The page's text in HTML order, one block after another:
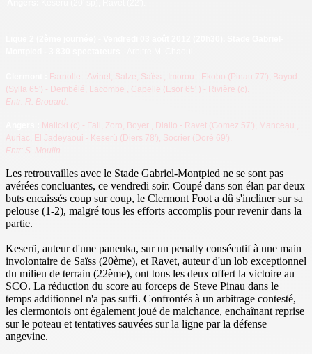
Farnolle - Avinel, Salze, Saïss , Imorou - Ekobo (Pinau 77'), Bayod
(Sylla 65') - Dembélé, Lacombe , Capelle (Esor 65' ) - Rivière (c).
Entr: R. Brouard.
Malicki (c) - Fall, Zoro, Boyer , Diallo - Ravet (Gomez 57'), Manceau ,
Auriac, El Jadeyaoui - Keserü (Diers 78'), Socrier (Doré 69').
Entr: S. Moulin.
Les retrouvailles avec le Stade Gabriel-Montpied ne se sont pas
avérées concluantes, ce vendredi soir. Coupé dans son élan par deux
buts encaissés coup sur coup, le Clermont Foot a dû s'incliner sur sa
pelouse (1-2), malgré tous les efforts accomplis pour revenir dans la
partie.
Keserü, auteur d'une panenka, sur un penalty consécutif à une main
involontaire de Saïss (20ème), et Ravet, auteur d'un lob exceptionnel
du milieu de terrain (22ème), ont tous les deux offert la victoire au
SCO. La réduction du score au forceps de Steve Pinau dans le
temps additionnel n'a pas suffi. Confrontés à un arbitrage contesté,
les clermontois ont également joué de malchance, enchaînant reprise
sur le poteau et tentatives sauvées sur la ligne par la défense
angevine.